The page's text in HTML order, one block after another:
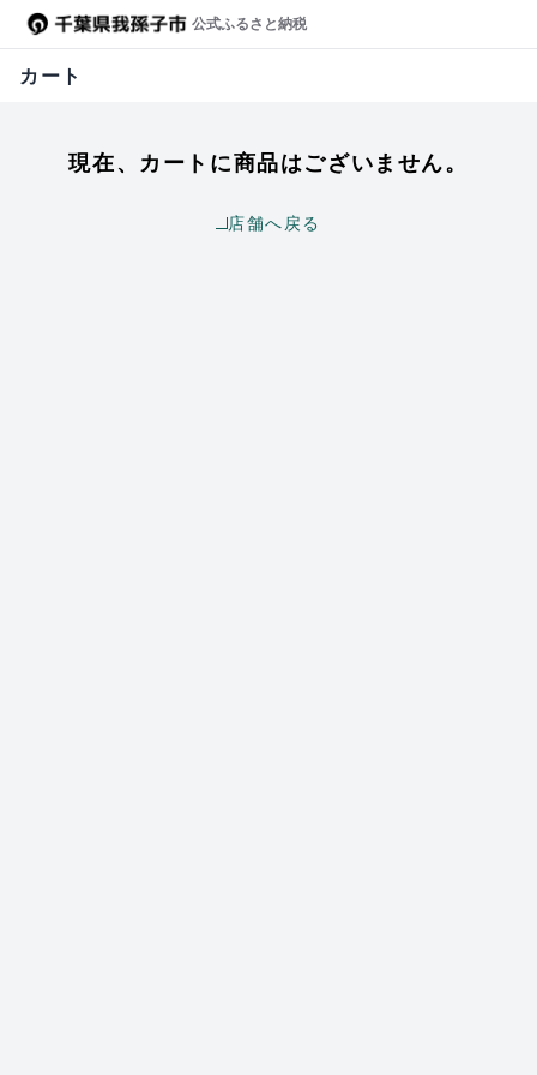
公式ふるさと納税
カート
現在、カートに商品はございません。
店舗へ戻る